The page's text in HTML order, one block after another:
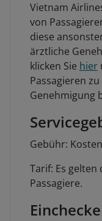
Vietnam
von
diese
ärztliche
klicken Sie hier
Passagieren
Genehmigung
Gebühr:
Tarif: Es
Passagiere.